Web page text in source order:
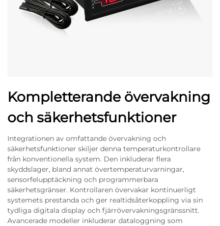
Kompletterande övervakning
och säkerhetsfunktioner
Integrationen av omfattande övervakning och
säkerhetsfunktioner skiljer denna temperaturkontrollare
från konventionella system. Den inkluderar flera
skyddslager, bland annat övertemperaturvarningar,
sensorfelupptäckning och programmerbara
säkerhetsgränser. Kontrollaren övervakar kontinuerligt
systemets prestanda och ger realtidsåterkoppling via sin
tydliga digitala display och fjärrövervakningsgränssnitt.
Avancerade modeller inkluderar dataloggning som